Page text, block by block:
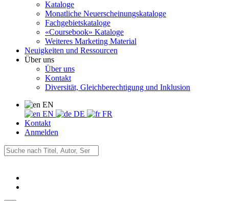
Kataloge
Monatliche Neuerscheinungskataloge
Fachgebietskataloge
«Coursebook» Kataloge
Weiteres Marketing Material
Neuigkeiten und Ressourcen
Über uns
Über uns
Kontakt
Diversität, Gleichberechtigung und Inklusion
EN
EN
DE
FR
Kontakt
Anmelden